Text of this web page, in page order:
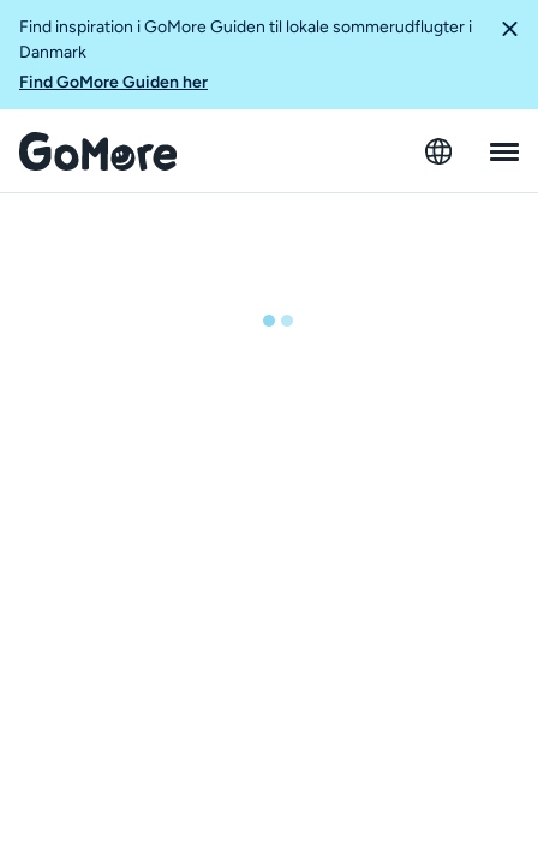
Find inspiration i GoMore Guiden til lokale sommerudflugter i
Danmark
Find GoMore Guiden her